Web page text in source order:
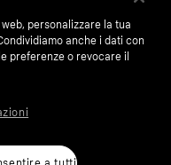
personalizzare la tua
anche i dati con
preferenze o revocare il